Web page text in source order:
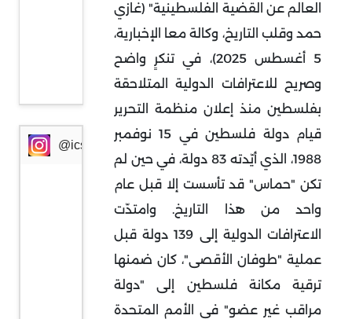
العالم عن القضية الفلسطينية" (غازي
حمد وقلب التاريخ، وكالة معا الإخبارية،
5 أغسطس 2025)، في تنكرٍ واضح
وصريح للاعترافات الدولية المتلاحقة
بفلسطين منذ إعلان منظمة التحرير
قيام دولة فلسطين في 15 نوفمبر
1988، الذي أيّدته 83 دولة، في حين لم
تكن "حماس" قد تأسست إلا قبل عام
واحد من هذا التاريخ. وامتدّت
الاعترافات الدولية إلى 139 دولة قبل
عملية "طوفان الأقصى"، كان ضمنها
ترقية مكانة فلسطين إلى "دولة
مراقب غير عضو" في الأمم المتحدة
جديدة
في
ظرف
خطير
@icssresearch